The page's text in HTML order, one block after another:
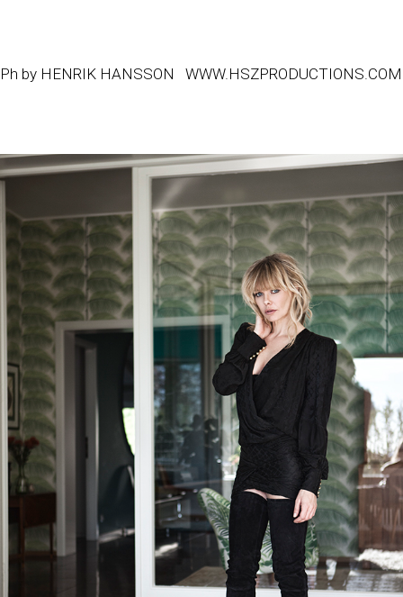
Ph by HENRIK HANSSON WWW.HSZPRODUCTIONS.COM